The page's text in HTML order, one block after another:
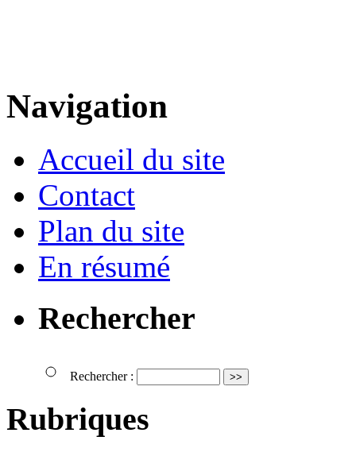
Navigation
Accueil du site
Contact
Plan du site
En résumé
Rechercher
Rechercher :
Rubriques